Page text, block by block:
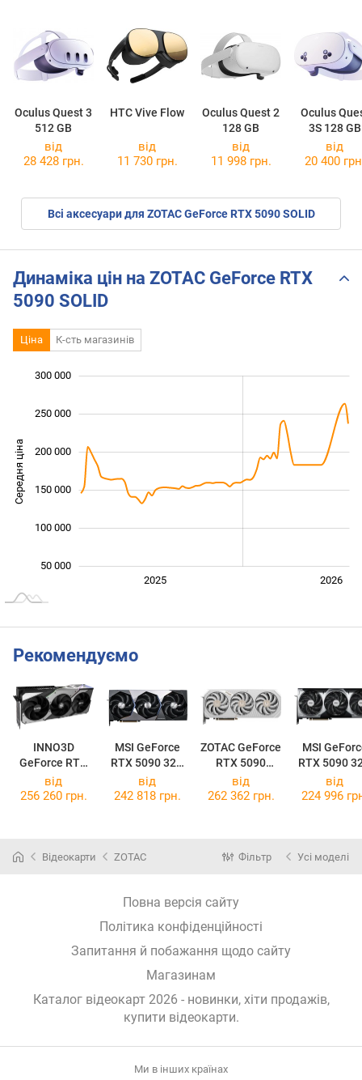
Oculus Quest 3
512 GB
HTC Vive Flow
Oculus Quest 2
128 GB
Oculus
3S 128 GB
від
28 428 грн.
від
11 730 грн.
від
11 998 грн.
від
20 400
Всі аксесуари для ZOTAC GeForce RTX 5090 SOLID
Динаміка цін на ZOTAC GeForce RTX
5090 SOLID
Ціна К-сть магазинів
Середня ціна
50 000
100 000
150 000
200 000
250 000
300 000
2025 2026
Рекомендуємо
INNO3D
GeForce RTX
5090 iCHILL X3
MSI GeForce
RTX 5090 32G
SUPRIM SOC
ZOTAC GeForce
RTX 5090
SOLID OC
White
MSI
RTX 5090
VENTUS 3X
від
256 260 грн.
від
242 818 грн.
від
262 362 грн.
від
224 996
Відеокарти ZOTAC Фільтр Усі моделі
Повна версія сайту
Політика конфіденційності
Запитання й побажання щодо сайту
Магазинам
Каталог відеокарт 2026 - новинки, хіти продажів,
купити відеокарти.
Ми в інших країнах